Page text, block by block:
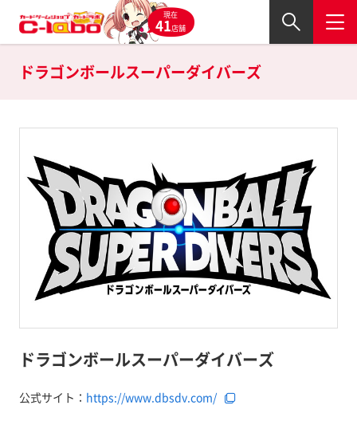
現在
41店舗
ドラゴンボールスーパーダイバーズ
ドラゴンボールスーパーダイバーズ
公式サイト： https://www.dbsdv.com/